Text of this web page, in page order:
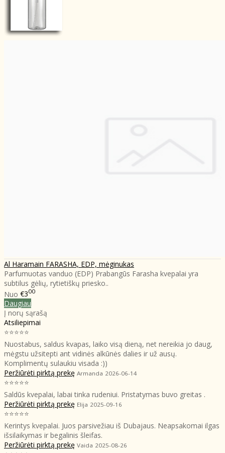
Al Haramain FARASHA, EDP, mėginukas
Parfumuotas vanduo (EDP) Prabangūs Farasha kvepalai yra
subtilus gėlių, rytietiškų priesko..
Nuo €300
Daugiau
Į norų sąrašą
Atsiliepimai
⭐⭐⭐⭐⭐
Nuostabus, saldus kvapas, laiko visą dieną, net nereikia jo daug,
mėgstu užsitepti ant vidinės alkūnės dalies ir už ausų.
Komplimentų sulaukiu visada :))
Peržiūrėti pirktą prekę Armanda 2026-06-14
⭐⭐⭐⭐⭐
Saldūs kvepalai, labai tinka rudeniui. Pristatymas buvo greitas .
Peržiūrėti pirktą prekę Elija 2025-09-16
⭐⭐⭐⭐⭐
Kerintys kvepalai. Juos parsivežiau iš Dubajaus. Neapsakomai ilgas
išsilaikymas ir begalinis šleifas.
Peržiūrėti pirktą prekę Vaida 2025-08-26